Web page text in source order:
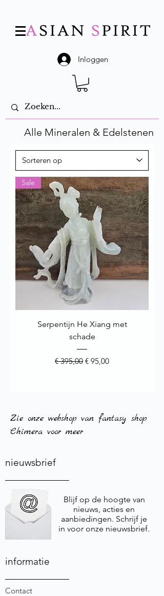
Inloggen
Alle Mineralen & Edelstenen
Sale
Serpentijn He Xiang met
schade
Normale prijs
€ 395,00 Verkoopprijs
€ 95,00
Zie onze webshop van fantasy shop
Chimera voor meer
nieuwsbrief
Blijf op de hoogte van
nieuws, acties en
aanbiedingen. Schrijf je
in voor onze nieuwsbrief.
informatie
Contact